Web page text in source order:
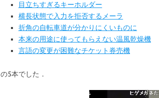
目立ちすぎるキーホルダー
横長状態で入力を拒否するメーラ
折角の自転車道が分かりにくいものに
本来の用途に使ってもらえない温風乾燥機
言語の変更が困難なチケット券売機
の5本でした．